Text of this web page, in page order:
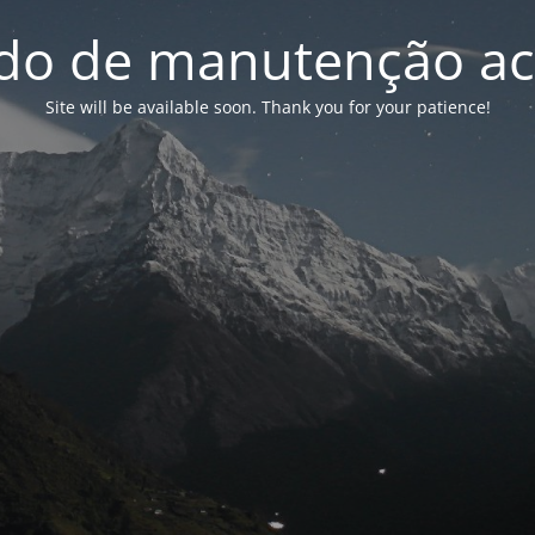
de manutenção
Site will be available soon. Thank you for your patience!